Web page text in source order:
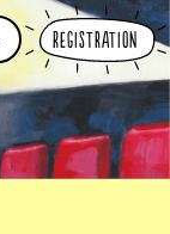
Registration